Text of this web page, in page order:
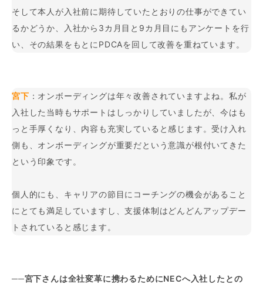
そして本人が入社前に期待していたとおりの仕事ができてい
るかどうか、入社から3カ月目と9カ月目にもアンケートを行
い、その結果をもとにPDCAを回して改善を重ねています。
宮下 ：オンボーディングは年々改善されていますよね。私が
入社した当時もサポートはしっかりしていましたが、今はも
っと手厚くなり、内容も充実していると感じます。受け入れ
側も、オンボーディングが重要だという意識が根付いてきた
という印象です。
個人的にも、キャリアの節目にコーチングの機会があること
にとても満足していますし、支援体制はどんどんアップデー
トされていると感じます。
──宮下さんは全社変革に携わるためにNECへ入社したとの